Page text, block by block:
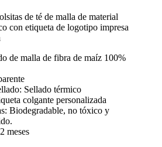
de malla de fibra de maíz 100%
Sellado térmico
colgante personalizada
Biodegradable, no tóxico y
meses